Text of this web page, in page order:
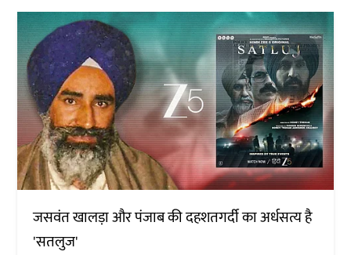
जसवंत खालड़ा और पंजाब की दहशतगर्दी का अर्धसत्य है
'सतलुज'